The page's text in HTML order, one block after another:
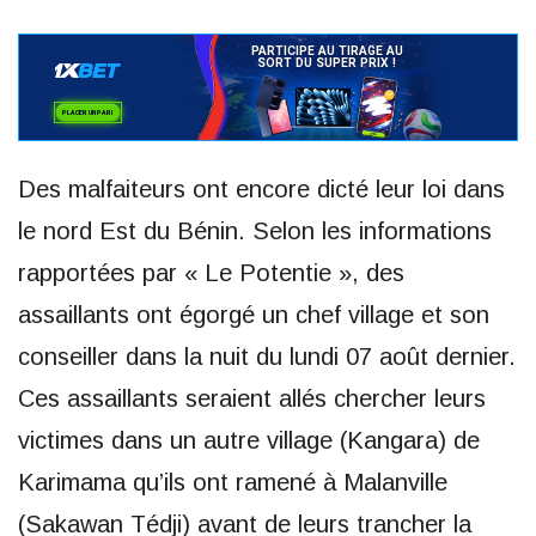
Des malfaiteurs ont encore dicté leur loi dans
le nord Est du Bénin. Selon les informations
rapportées par « Le Potentie », des
assaillants ont égorgé un chef village et son
conseiller dans la nuit du lundi 07 août dernier.
Ces assaillants seraient allés chercher leurs
victimes dans un autre village (Kangara) de
Karimama qu’ils ont ramené à Malanville
(Sakawan Tédji) avant de leurs trancher la